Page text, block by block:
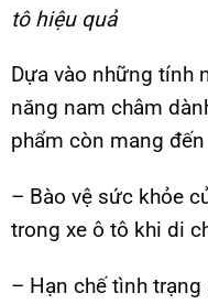
tô hiệu quả
Dựa vào những tính
năng nam châm
phẩm còn mang
– Bào vệ sức khỏe
trong xe ô tô khi di
– Hạn chế tình